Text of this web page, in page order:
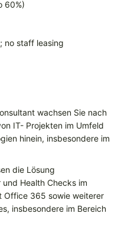
60%)
no staff leasing
wachsen Sie nach
IT- Projekten im Umfeld
hinein, insbesondere im
die Lösung
Health Checks im
Office 365 sowie weiterer
insbesondere im Bereich